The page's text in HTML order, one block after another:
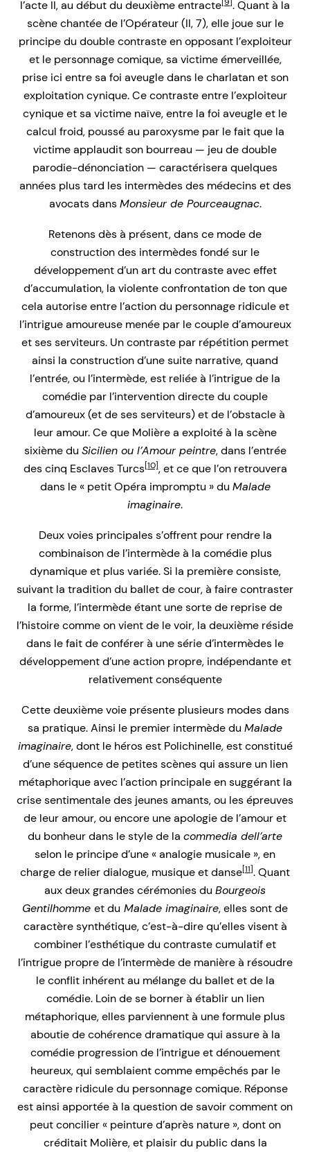
l’acte II, au début du deuxième entracte[9]. Quant à la
scène chantée de l’Opérateur (II, 7), elle joue sur le
principe du double contraste en opposant l’exploiteur
et le personnage comique, sa victime émerveillée,
prise ici entre sa foi aveugle dans le charlatan et son
exploitation cynique. Ce contraste entre l’exploiteur
cynique et sa victime naïve, entre la foi aveugle et le
calcul froid, poussé au paroxysme par le fait que la
victime applaudit son bourreau — jeu de double
parodie-dénonciation — caractérisera quelques
années plus tard les intermèdes des médecins et des
avocats dansMonsieur de Pourceaugnac.
Retenons dès à présent, dans ce mode de
construction des intermèdes fondé sur le
développement d’un art du contraste avec effet
d’accumulation, la violente confrontation de ton que
cela autorise entre l’action du personnage ridicule et
l’intrigue amoureuse menée par le couple d’amoureux
et ses serviteurs. Un contraste par répétition permet
ainsi la construction d’une suite narrative, quand
l’entrée, ou l’intermède, est reliée à l’intrigue de la
comédie par l’intervention directe du couple
d’amoureux (et de ses serviteurs) et de l’obstacle à
leur amour. Ce que Molière a exploité à la scène
sixième du Sicilien ou l’Amour peintre, dans l’entrée
des cinq Esclaves Turcs[10], et ce que l’on retrouvera
dans le « petit Opéra impromptu » du Malade
imaginaire.
Deux voies principales s’offrent pour rendre la
combinaison de l’intermède à la comédie plus
dynamique et plus variée. Si la première consiste,
suivant la tradition du ballet de cour, à faire contraster
la forme, l’intermède étant une sorte de reprise de
l’histoire comme on vient de le voir, la deuxième réside
dans le fait de conférer à une série d’intermèdes le
développement d’une action propre, indépendante et
relativement conséquente
Cette deuxième voie présente plusieurs modes dans
sa pratique. Ainsi le premier intermède du Malade
imaginaire, dont le héros est Polichinelle, est constitué
d’une séquence de petites scènes qui assure un lien
métaphorique avec l’action principale en suggérant la
crise sentimentale des jeunes amants, ou les épreuves
de leur amour, ou encore une apologie de l’amour et
du bonheur dans le style de la commedia dell’arte
selon le principe d’une « analogie musicale », en
charge de relier dialogue, musique et danse[11]. Quant
aux deux grandes cérémonies du Bourgeois
Gentilhomme et du Malade imaginaire, elles sont de
caractère synthétique, c’est-à-dire qu’elles visent à
combiner l’esthétique du contraste cumulatif et
l’intrigue propre de l’intermède de manière à résoudre
le conflit inhérent au mélange du ballet et de la
comédie. Loin de se borner à établir un lien
métaphorique, elles parviennent à une formule plus
aboutie de cohérence dramatique qui assure à la
comédie progression de l’intrigue et dénouement
heureux, qui semblaient comme empêchés par le
caractère ridicule du personnage comique. Réponse
est ainsi apportée à la question de savoir comment on
peut concilier « peinture d’après nature », dont on
créditait Molière, et plaisir du public dans la